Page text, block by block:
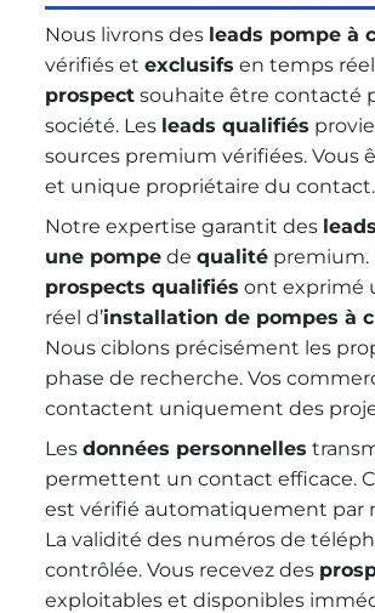
Nous livrons des leads pompe à
vérifiés etexclusifs en temps
prospect souhaite être contacté
société. Les leads qualifiés
sources premium vérifiées. Vous
et unique propriétaire du contact.
Notre expertise garantit des
une pompe dequalité premium.
prospects qualifiés ont exprimé
réel d’installation de pompes à
Nous ciblons précisément les
phase de recherche. Vos
contactent uniquement des
Lesdonnées personnelles
permettent un contact efficace.
est vérifié automatiquement par
La validité des numéros de
contrôlée. Vous recevez des
exploitables et disponibles